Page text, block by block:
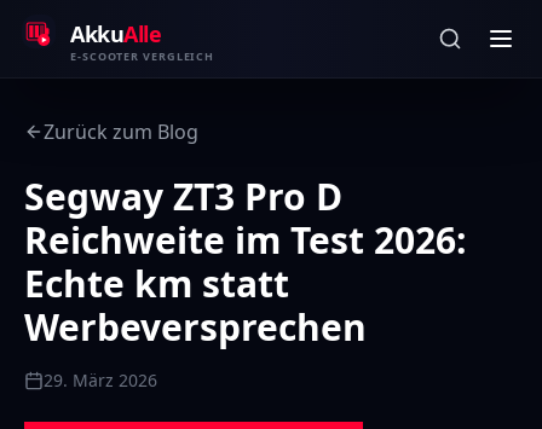
AkkuAlle
E-SCOOTER VERGLEICH
Zurück zum Blog
Segway ZT3 Pro D
Reichweite im Test 2026:
Echte km statt
Werbeversprechen
29. März 2026